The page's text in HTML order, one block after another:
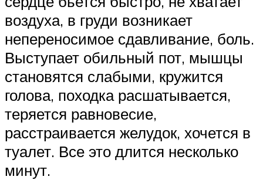
воздуха, в груди возникает
непереносимое сдавливание, боль.
Выступает обильный пот, мышцы
становятся слабыми, кружится
голова, походка расшатывается,
теряется равновесие,
расстраивается желудок, хочется в
туалет. Все это длится несколько
минут.